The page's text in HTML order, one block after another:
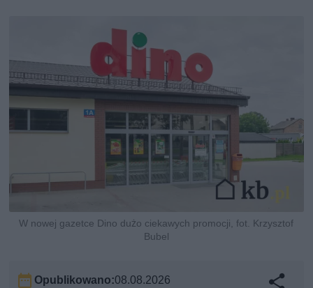
W nowej gazetce Dino dużo ciekawych promocji, fot. Krzysztof
Bubel
Opublikowano:08.08.2026